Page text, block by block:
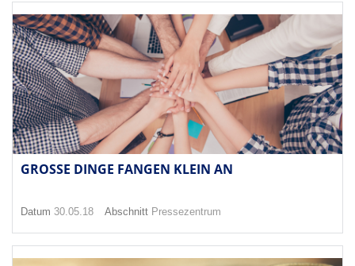
GROSSE DINGE FANGEN KLEIN AN
Datum 30.05.18 Abschnitt Pressezentrum